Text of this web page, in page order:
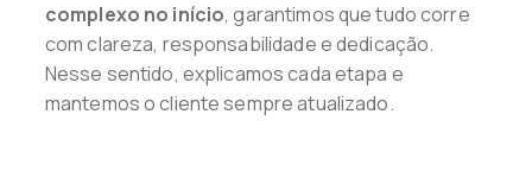
complexo no início, garantimos que tudo corre
com clareza, responsabilidade e dedicação.
Nesse sentido, explicamos cada etapa e
mantemos o cliente sempre atualizado.